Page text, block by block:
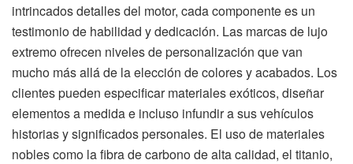
intrincados detalles del motor, cada componente es un
testimonio de habilidad y dedicación. Las marcas de lujo
extremo ofrecen niveles de personalización que van
mucho más allá de la elección de colores y acabados. Los
clientes pueden especificar materiales exóticos, diseñar
elementos a medida e incluso infundir a sus vehículos
historias y significados personales. El uso de materiales
nobles como la fibra de carbono de alta calidad, el titanio,